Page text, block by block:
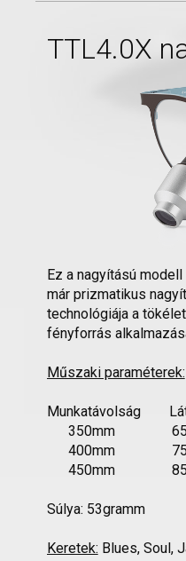
TTL4.0X
Ez a nagyítású
már prizmatikus
technológiája a
fényforrás
Műszaki paraméterek:
Munkatávolság
350mm
400mm
450mm
Súlya: 53gramm
Keretek: Blues, Soul,